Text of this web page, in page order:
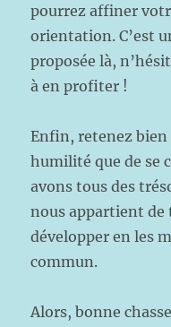
pourrez affiner
orientation. C’est
proposée là,
à en profiter !
Enfin, retenez bien
humilité que de se
avons tous des
nous appartient de
développer en les
commun.
Alors, bonne